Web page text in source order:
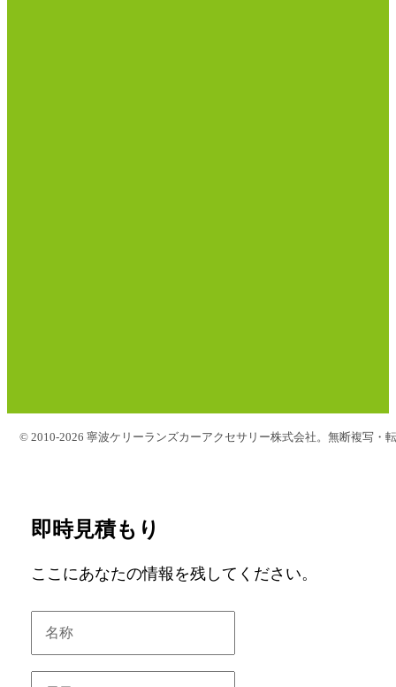
© 2010-2026 寧波ケリーランズカーアクセサリー株式会社。無断複写・
即時見積もり
ここにあなたの情報を残してください。